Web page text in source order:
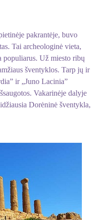
pakrantėje, buvo
Tai archeologinė vieta,
populiarus. Už miesto ribų
šventyklos. Tarp jų ir
ir „Juno Lacinia”
Vakarinėje dalyje
Dorėninė šventykla,